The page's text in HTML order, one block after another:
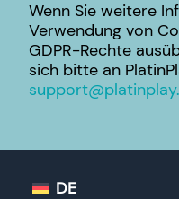
Wenn Sie weitere
Verwendung von
GDPR-Rechte
sich bitte an
DE